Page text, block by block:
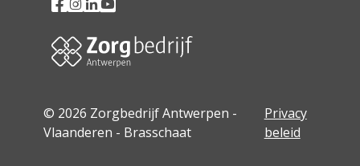
© 2026 Zorgbedrijf Antwerpen -
Vlaanderen - Brasschaat
Privacy
beleid